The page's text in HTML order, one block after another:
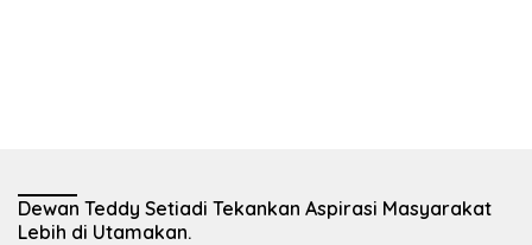
Dewan Teddy Setiadi Tekankan Aspirasi Masyarakat
Lebih di Utamakan.